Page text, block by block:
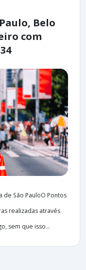
Belo
com
de São PauloO Pontos
realizadas através
sem que isso...